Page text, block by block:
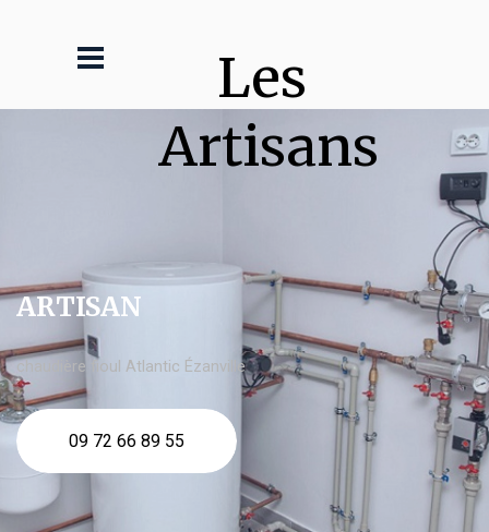
Les
Artisans
ARTISAN
chaudière fioul Atlantic Ézanville
09 72 66 89 55